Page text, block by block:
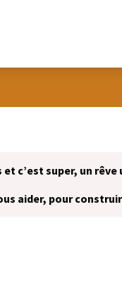
c’est super, un rêve
onglet)
aider, pour